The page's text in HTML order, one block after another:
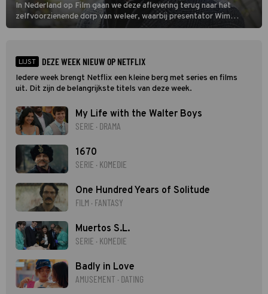
In Nederland op Film gaan we deze aflevering terug naar het
zelfvoorzienende dorp van weleer, waarbij presentator Wim
Daniëls de kijkers meeneemt op reis door de tijd aan de hand van
LIJST DEZE WEEK NIEUW OP NETFLIX
Iedere week brengt Netflix een kleine berg met series en films
uit. Dit zijn de belangrijkste titels van deze week.
My Life with the Walter Boys
SERIE · DRAMA
1670
SERIE · KOMEDIE
One Hundred Years of Solitude
FILM · FANTASY
Muertos S.L.
SERIE · KOMEDIE
Badly in Love
AMUSEMENT · DATING